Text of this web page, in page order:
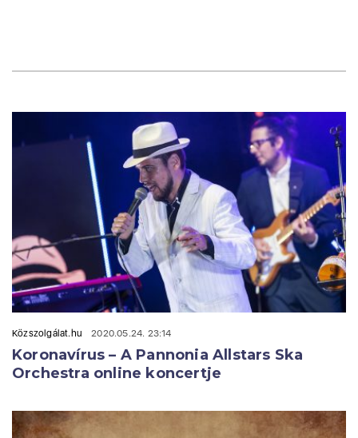
Közszolgálat.hu 2020.05.24. 23:14
Koronavírus – A Pannonia Allstars Ska
Orchestra online koncertje